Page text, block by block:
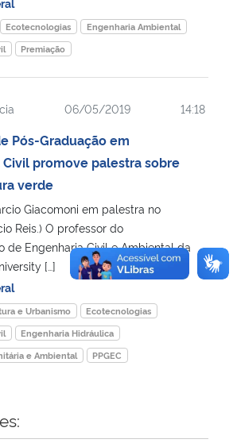
Ecotecnologias
Engenharia Ambiental
Premiação
06/05/2019 14:18
Pós-Graduação em
Civil promove palestra sobre
verde
Giacomoni em palestra no
Reis.) O professor do
de Engenharia Civil e Ambiental da
[…]
e Urbanismo
Ecotecnologias
Engenharia Hidráulica
e Ambiental
PPGEC